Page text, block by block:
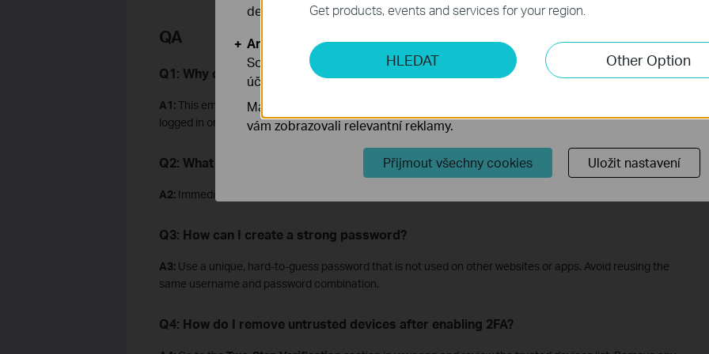
QA
Q1: Why did I receive a “We Noticed a New Login” email?
A1:This email means a new device has logged in to your TP-Link account. A possible reason is that you
logged in on a new device with the same TP-Link ID.
Q2: What should I do if I didn’t log in from a new device?
A2:Immediately check your login activity and change your account password.
Q3: How can I create a strong password?
A3:Use a unique, hard-to-guess password that is not used on other websites or apps. Avoid reusing the
same username and password combination.
Q4: How do I remove untrusted devices after enabling 2FA?
Get products, events and services for your region.
HLEDAT Other Option
deaktivovat.
Analytické a marketingové cookies
Soubory cookie pro nám umožňují analyzovat vaše aktivity na našich webových
účelem zlepšení a přizpůsobení jejich funkčnosti.
Marketingové soubory cookie mohou prostřednictvím našich webových
vám zobrazovali relevantní reklamy.
Přijmout všechny cookies Uložit nastavení